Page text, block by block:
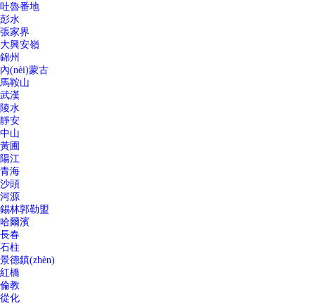
吐魯番地
彭水
張家界
大興安嶺
錦州
內(nèi)蒙古
馬鞍山
武漢
陵水
靜安
中山
黃圃
陽江
青海
沙頭
河源
錫林郭勒盟
哈爾濱
長春
石柱
景德鎮(zhèn)
紅橋
倫教
從化